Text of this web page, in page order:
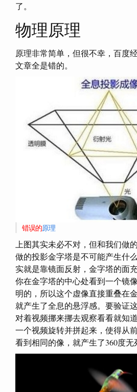
了。
物理原理
原理非常简单，但很不幸，百度
文章全是错的。
错误的原理
上图其实未必不对，但和我们做
做的投影金字塔是不可能产生什
实就是靠镜面反射，金字塔的面
你在金字塔的中心处看到一个镜
明的，所以这个虚像直接重叠在
就产生了全息的悬浮感。要验证
对着视频挪来挪去观察看看就知
一个视频旋转并拼起来，使得从
看到相同的像，就产生了360度无